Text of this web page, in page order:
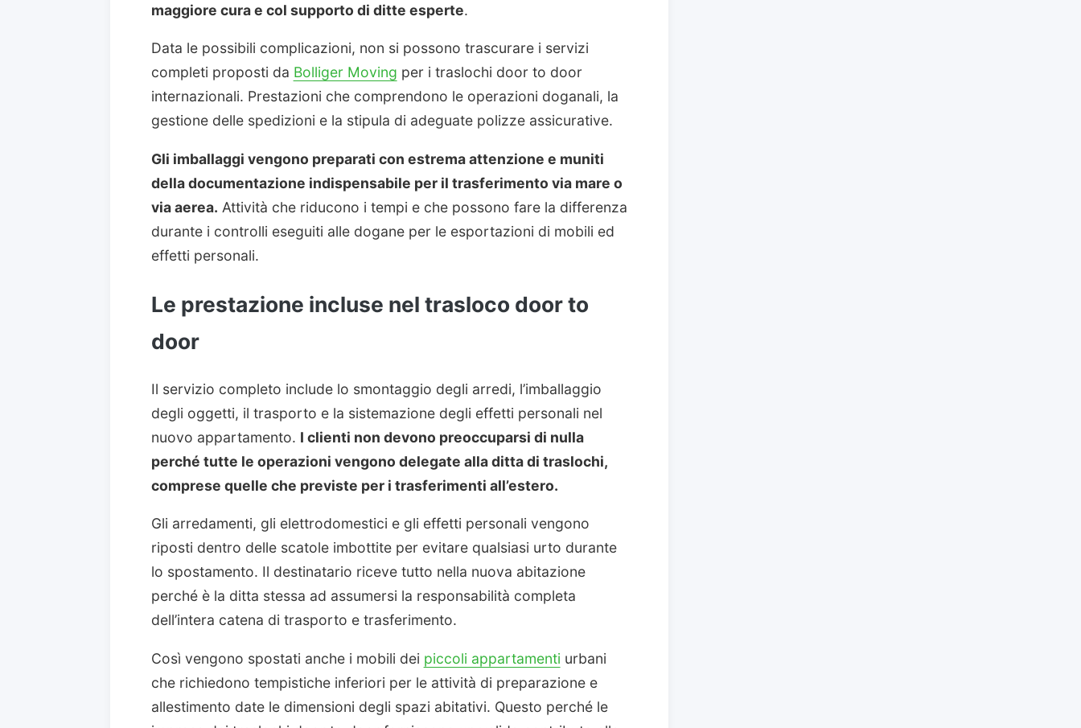
maggiore cura e col supporto di ditte esperte.
Data le possibili complicazioni, non si possono trascurare i servizi
completi proposti da Bolliger Moving per i traslochi door to door
internazionali. Prestazioni che comprendono le operazioni doganali, la
gestione delle spedizioni e la stipula di adeguate polizze assicurative.
Gli imballaggi vengono preparati con estrema attenzione e muniti
della documentazione indispensabile per il trasferimento via mare o
via aerea. Attività che riducono i tempi e che possono fare la differenza
durante i controlli eseguiti alle dogane per le esportazioni di mobili ed
effetti personali.
Le prestazione incluse nel trasloco door to
door
Il servizio completo include lo smontaggio degli arredi, l’imballaggio
degli oggetti, il trasporto e la sistemazione degli effetti personali nel
nuovo appartamento. I clienti non devono preoccuparsi di nulla
perché tutte le operazioni vengono delegate alla ditta di traslochi,
comprese quelle che previste per i trasferimenti all’estero.
Gli arredamenti, gli elettrodomestici e gli effetti personali vengono
riposti dentro delle scatole imbottite per evitare qualsiasi urto durante
lo spostamento. Il destinatario riceve tutto nella nuova abitazione
perché è la ditta stessa ad assumersi la responsabilità completa
dell’intera catena di trasporto e trasferimento.
Così vengono spostati anche i mobili dei piccoli appartamenti urbani
che richiedono tempistiche inferiori per le attività di preparazione e
allestimento date le dimensioni degli spazi abitativi. Questo perché le